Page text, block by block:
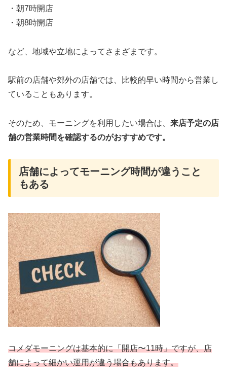
・朝7時開店
・朝8時開店
など、地域や立地によってさまざまです。
駅前の店舗や郊外の店舗では、比較的早い時間から営業し
ていることもあります。
そのため、モーニングを利用したい場合は、 来店予定の店
舗の営業時間を確認するのがおすすめです。
店舗によってモーニング時間が違うこと
もある
コメダモーニングは基本的に「開店〜11時」ですが、店
舗によって細かい運用が違う場合もあります。